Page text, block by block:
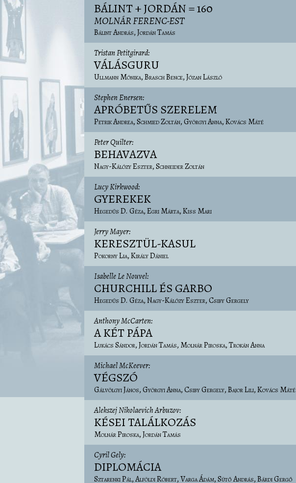
BÁLINT + JORDÁN = 160
MOLNÁR FERENC-EST
Bálint András Jordán Tamás
Tristan Petitgirard
VÁLÁSGURU
Ullmann Mónika Brasch Bence Józan László
Stephen Enersen
APRÓBETŰS SZERELEM
Petrik Andrea Schmied Zoltán Györgyi Anna Kovács Máté
Peter Quilter
BEHAVAZVA
Nagy-Kálózy Eszter Schneider Zoltán
Lucy Kirkwood
GYEREKEK
Hegedűs D. Géza Egri Márta Kiss Mari
Jerry Mayer
KERESZTÜL-KASUL
Pokorny Lia Király Dániel
Isabelle Le Nouvel
CHURCHILL ÉS GARBO
Hegedűs D. Géza Nagy-Kálózy Eszter Csiby Gergely
Anthony McCarten
A KÉT PÁPA
Lukács Sándor Jordán Tamás Molnár Piroska Trokán Anna
Michael McKeever
VÉGSZÓ
Gálvölgyi János Györgyi Anna Csiby Gergely Bajor Lili Kovács Máté
Alekszej Nikolaevich Arbuzov
KÉSEI TALÁLKOZÁS
Molnár Piroska Jordán Tamás
Cyril Gely
DIPLOMÁCIA
Sztarenki Pál Alföldi Róbert Varga Ádám Sütő András Bárdi Gergő